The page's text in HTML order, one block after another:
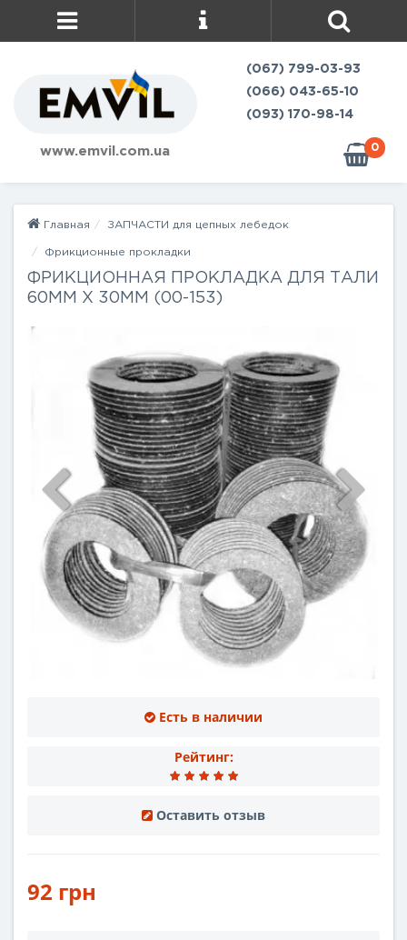
www.emvil.com.ua
(067) 799-03-93
(066) 043-65-10
(093) 170-98-14
0
Главная ЗАПЧАСТИ для цепных лебедок
Фрикционные прокладки
ФРИКЦИОННАЯ ПРОКЛАДКА ДЛЯ ТАЛИ
60ММ X 30ММ (00-153)
Есть в наличии
Рейтинг:
Оставить отзыв
92 грн